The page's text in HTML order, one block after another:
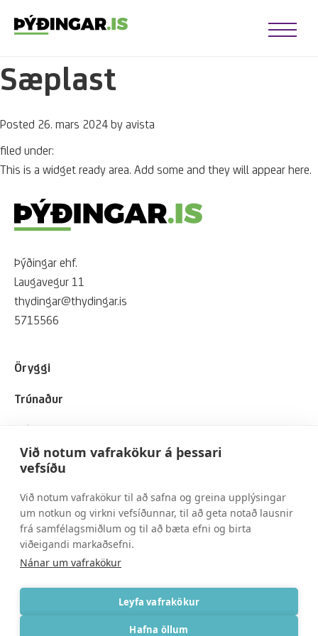
opener
opener
opener
opener
opener
opener
Open
Sæplast
Posted 26. mars 2024byavista
filed under:
This is a widget ready area. Add some and they will appear here.
Þýðingar ehf.
Laugavegur 11
thydingar@thydingar.is
5715566
Öryggi
Trúnaður
Viðskiptavinir
Um okkur
Spurt og svarað
Skilmálar
Persónuvernd
Við notum vafrakökur á þessari
vefsíðu
Við notum vafrakökur til að safna og greina upplýsingar
um notkun og virkni vefsíðunnar, til að geta notað lausnir
frá samfélagsmiðlum og til að bæta efni og birta
viðeigandi markaðsefni.
Nánar um vafrakökur
Leyfa vafrakökur
Hafna öllum